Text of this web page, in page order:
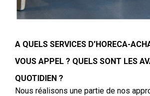
A QUELS SERVICES D’HORECA-
VOUS APPEL ? QUELS SONT LES
QUOTIDIEN ?
Nous réalisons une partie de nos